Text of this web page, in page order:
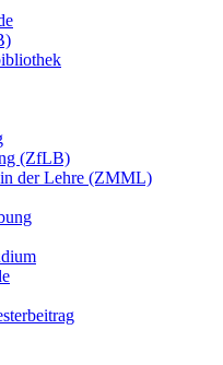
(ZfLB)
der Lehre (ZMML)